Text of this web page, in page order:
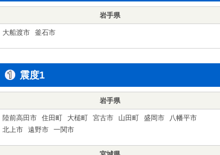
岩手県
大船渡市 釜石市
震度1
岩手県
陸前高田市 住田町 大槌町 宮古市 山田町 盛岡市
八幡平市
北上市
遠野市 一関市